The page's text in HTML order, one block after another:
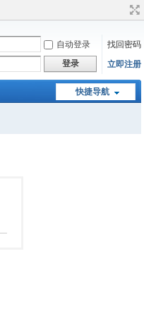
自动登录
找回密码
登录 立即注册
快捷导航